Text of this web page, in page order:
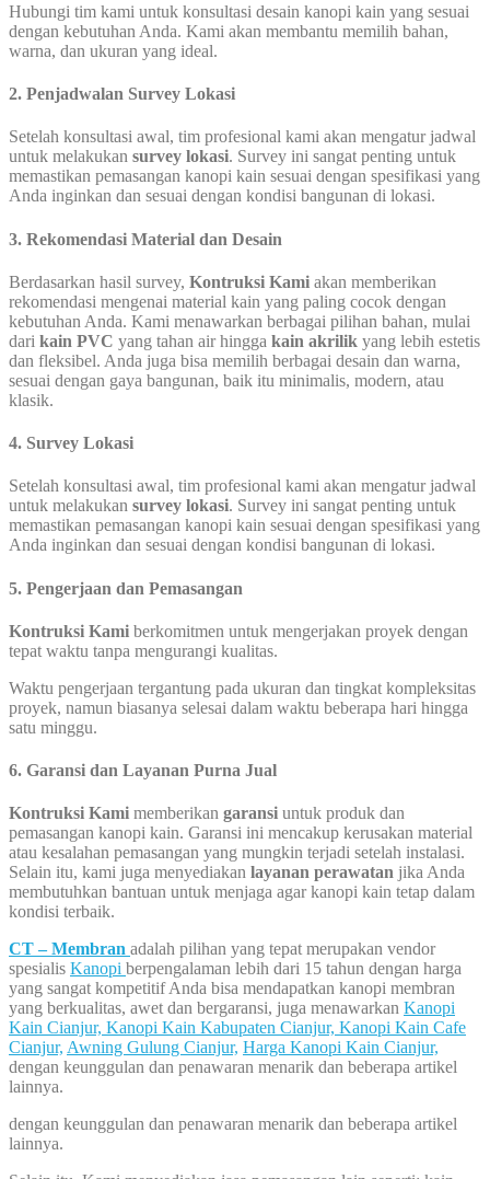
Hubungi tim kami untuk konsultasi desain kanopi kain yang sesuai
dengan kebutuhan Anda. Kami akan membantu memilih bahan,
warna, dan ukuran yang ideal.
2. Penjadwalan Survey Lokasi
Setelah konsultasi awal, tim profesional kami akan mengatur jadwal
untuk melakukan survey lokasi. Survey ini sangat penting untuk
memastikan pemasangan kanopi kain sesuai dengan spesifikasi yang
Anda inginkan dan sesuai dengan kondisi bangunan di lokasi.
3. Rekomendasi Material dan Desain
Berdasarkan hasil survey, Kontruksi Kami akan memberikan
rekomendasi mengenai material kain yang paling cocok dengan
kebutuhan Anda. Kami menawarkan berbagai pilihan bahan, mulai
dari kain PVC yang tahan air hingga kain akrilik yang lebih estetis
dan fleksibel. Anda juga bisa memilih berbagai desain dan warna,
sesuai dengan gaya bangunan, baik itu minimalis, modern, atau
klasik.
4. Survey Lokasi
Setelah konsultasi awal, tim profesional kami akan mengatur jadwal
untuk melakukan survey lokasi. Survey ini sangat penting untuk
memastikan pemasangan kanopi kain sesuai dengan spesifikasi yang
Anda inginkan dan sesuai dengan kondisi bangunan di lokasi.
5. Pengerjaan dan Pemasangan
Kontruksi Kami berkomitmen untuk mengerjakan proyek dengan
tepat waktu tanpa mengurangi kualitas.
Waktu pengerjaan tergantung pada ukuran dan tingkat kompleksitas
proyek, namun biasanya selesai dalam waktu beberapa hari hingga
satu minggu.
6. Garansi dan Layanan Purna Jual
Kontruksi Kami memberikan garansi untuk produk dan
pemasangan kanopi kain. Garansi ini mencakup kerusakan material
atau kesalahan pemasangan yang mungkin terjadi setelah instalasi.
Selain itu, kami juga menyediakan layanan perawatan jika Anda
membutuhkan bantuan untuk menjaga agar kanopi kain tetap dalam
kondisi terbaik.
CT – Membran adalah pilihan yang tepat merupakan vendor
spesialis Kanopi berpengalaman lebih dari 15 tahun dengan harga
yang sangat kompetitif Anda bisa mendapatkan kanopi membran
yang berkualitas, awet dan bergaransi, juga menawarkan Kanopi
Kain Cianjur, Kanopi Kain Kabupaten Cianjur, Kanopi Kain Cafe
Cianjur, Awning Gulung Cianjur, Harga Kanopi Kain Cianjur,
dengan keunggulan dan penawaran menarik dan beberapa artikel
lainnya.
dengan keunggulan dan penawaran menarik dan beberapa artikel
lainnya.